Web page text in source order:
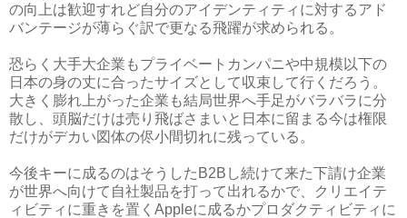
の向上は歓迎すれど自分のアイデンティティに対するアド
バンテージが薄らぐ訳で更なる飛躍が求められる。
恐らく大手大企業もプライベートカンパニや中規模以下の
日本の身の丈に合ったサイズとして収束して行くだろう。
大きく膨れ上がった企業も結局世界へ手足がバラバラに分
散し、頭脳だけは売り飛ばさまいと日本に留まる今は権限
だけがデカい図体の侭小間切れに残っている。
今後キーに成るのはそうしたB2Bし続けて来た下請け企業
が世界へ向けて自社製品を打って出れるかで、クリエイテ
ィビティに重きを置くAppleに成るかプロダクティビティに